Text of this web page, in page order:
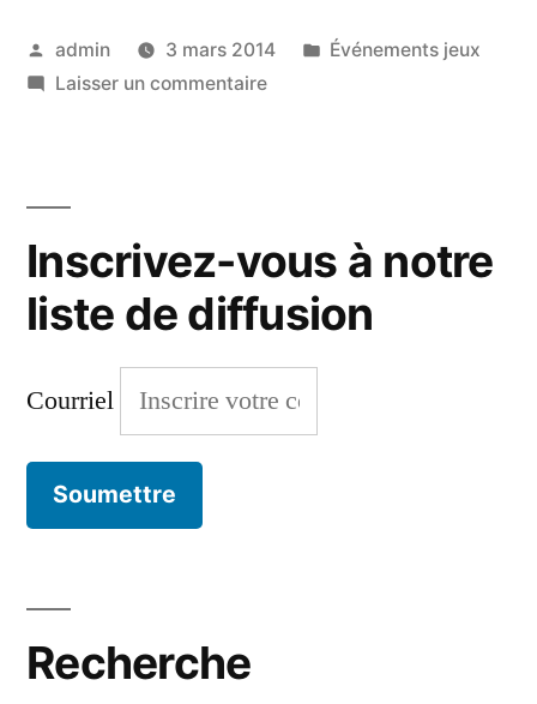
jeux
Publié
par
admin 3 mars 2014
Publié
Événements jeux
Laisser un commentairesur
de
Cannes
2014
Inscrivez-vous à notre
liste de diffusion
Courriel
Recherche